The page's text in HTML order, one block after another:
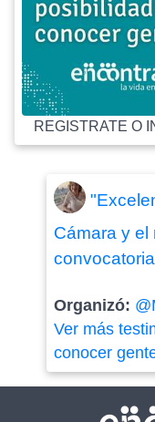
REGISTRATE O
Cámara y el
Organizó:
Ver más
conocer